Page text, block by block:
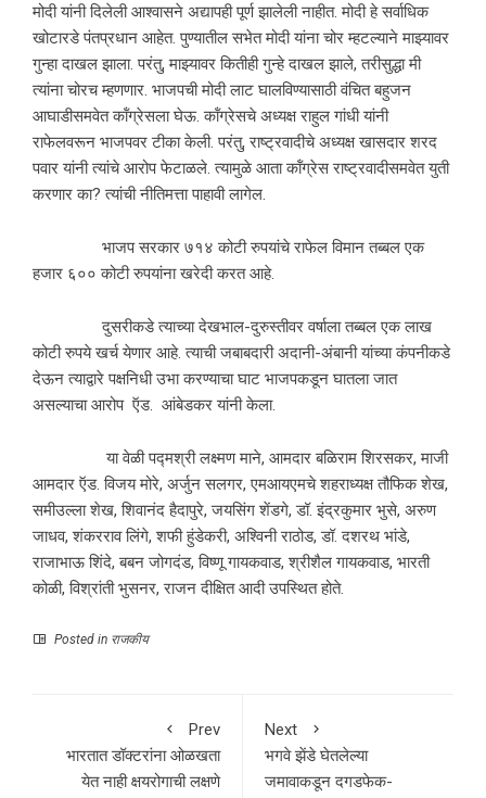
मोदी यांनी दिलेली आश्‍वासने अद्यापही पूर्ण झालेली नाहीत. मोदी हे सर्वाधिक
खोटारडे पंतप्रधान आहेत. पुण्यातील सभेत मोदी यांना चोर म्हटल्याने माझ्यावर
गुन्हा दाखल झाला. परंतु, माझ्यावर कितीही गुन्हे दाखल झाले, तरीसुद्धा मी
त्यांना चोरच म्हणणार. भाजपची मोदी लाट घालविण्यासाठी वंचित बहुजन
आघाडीसमवेत कॉंग्रेसला घेऊ. कॉंग्रेसचे अध्यक्ष राहुल गांधी यांनी
राफेलवरून भाजपवर टीका केली. परंतु, राष्ट्रवादीचे अध्यक्ष खासदार शरद
पवार यांनी त्यांचे आरोप फेटाळले. त्यामुळे आता कॉंग्रेस राष्ट्रवादीसमवेत युती
करणार का? त्यांची नीतिमत्ता पाहावी लागेल.
भाजप सरकार ७१४ कोटी रुपयांचे राफेल विमान तब्बल एक
हजार ६०० कोटी रुपयांना खरेदी करत आहे.
दुसरीकडे त्याच्या देखभाल-दुरुस्तीवर वर्षाला तब्बल एक लाख
कोटी रुपये खर्च येणार आहे. त्याची जबाबदारी अदानी-अंबानी यांच्या कंपनीकडे
देऊन त्याद्वारे पक्षनिधी उभा करण्याचा घाट भाजपकडून घातला जात
असल्याचा आरोप ऍड. आंबेडकर यांनी केला.
या वेळी पद्मश्री लक्ष्मण माने, आमदार बळिराम शिरसकर, माजी
आमदार ऍड. विजय मोरे, अर्जुन सलगर, एमआयएमचे शहराध्यक्ष तौफिक शेख,
समीउल्ला शेख, शिवानंद हैदापुरे, जयसिंग शेंडगे, डॉ. इंद्रकुमार भुसे, अरुण
जाधव, शंकरराव लिंगे, शफी हुंडेकरी, अश्‍विनी राठोड, डॉ. दशरथ भांडे,
राजाभाऊ शिंदे, बबन जोगदंड, विष्णू गायकवाड, श्रीशैल गायकवाड, भारती
कोळी, विश्रांती भुसनर, राजन दीक्षित आदी उपस्थित होते.
Posted in राजकीय
Prev
भारतात डॉक्टरांना ओळखता
येत नाही क्षयरोगाची लक्षणे
Next
भगवे झेंडे घेतलेल्या
जमावाकडून दगडफेक-